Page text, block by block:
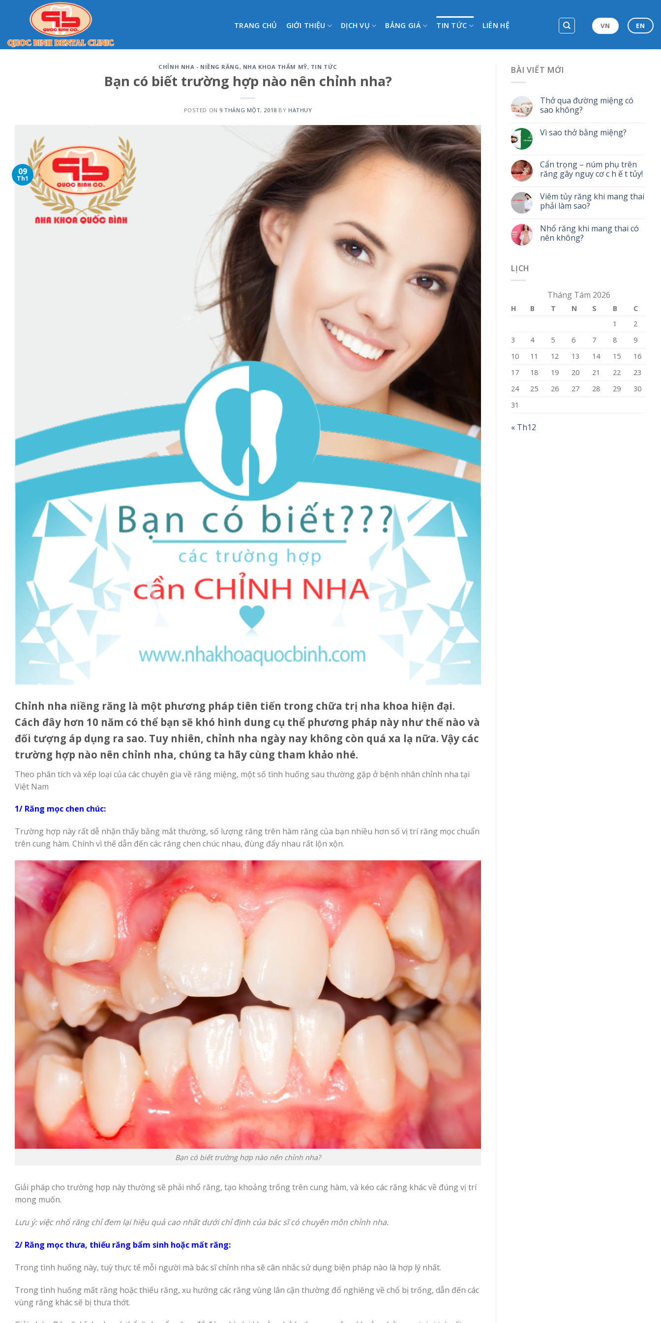
TRANG CHỦ GIỚI THIỆU DỊCH VỤ BẢNG GIÁ TIN TỨC LIÊN HỆ VN EN
CHỈNH NHA - NIỀNG RĂNG, NHA KHOA THẨM MỸ, TIN TỨC
Bạn có biết trường hợp nào nên chỉnh nha?
POSTED ON 9 THÁNG MỘT, 2018 BY HATHUY
09
Th1
Chỉnh nha niềng răng là một phương pháp tiên tiến trong chữa trị nha khoa hiện đại.
Cách đây hơn 10 năm có thể bạn sẽ khó hình dung cụ thể phương pháp này như thế nào và
đối tượng áp dụng ra sao. Tuy nhiên, chỉnh nha ngày nay không còn quá xa lạ nữa. Vậy các
trường hợp nào nên chỉnh nha, chúng ta hãy cùng tham khảo nhé.
Theo phân tích và xếp loại của các chuyên gia về răng miệng, một số tình huống sau thường gặp ở bệnh nhân chỉnh nha tại
Việt Nam
1/ Răng mọc chen chúc:
Trường hợp này rất dễ nhận thấy bằng mắt thường, số lượng răng trên hàm răng của bạn nhiều hơn số vị trí răng mọc chuẩn
trên cung hàm. Chính vì thế dẫn đến các răng chen chúc nhau, đùng đẩy nhau rất lộn xộn.
Bạn có biết trường hợp nào nên chỉnh nha?
Giải pháp cho trường hợp này thường sẽ phải nhổ răng, tạo khoảng trống trên cung hàm, và kéo các răng khác về đúng vị trí
mong muốn.
Lưu ý: việc nhổ răng chỉ đem lại hiệu quả cao nhất dưới chỉ định của bác sĩ có chuyên môn chỉnh nha.
2/ Răng mọc thưa, thiếu răng bẩm sinh hoặc mất răng:
Trong tình huống này, tuỳ thực tế mỗi người mà bác sĩ chỉnh nha sẽ cân nhắc sử dụng biện pháp nào là hợp lý nhất.
Trong tình huống mất răng hoặc thiếu răng, xu hướng các răng vùng lân cận thường đổ nghiêng về chổ bị trống, dẫn đến các
vùng răng khác sẽ bị thưa thớt.
BÀI VIẾT MỚI
Thở qua đường miệng có
sao không?
Vì sao thở bằng miệng?
Cẩn trọng – núm phụ trên
răng gây nguy cơ c h ế t tủy!
Viêm tủy răng khi mang thai
phải làm sao?
Nhổ răng khi mang thai có
nên không?
LỊCH
Tháng Tám 2026
H B T N S B
C
1
2
3
4 5 6 7 8
9
10
11 12 13 14 15
16
17
18 19 20 21 22
23
24
25 26 27 28 29
30
31
« Th12